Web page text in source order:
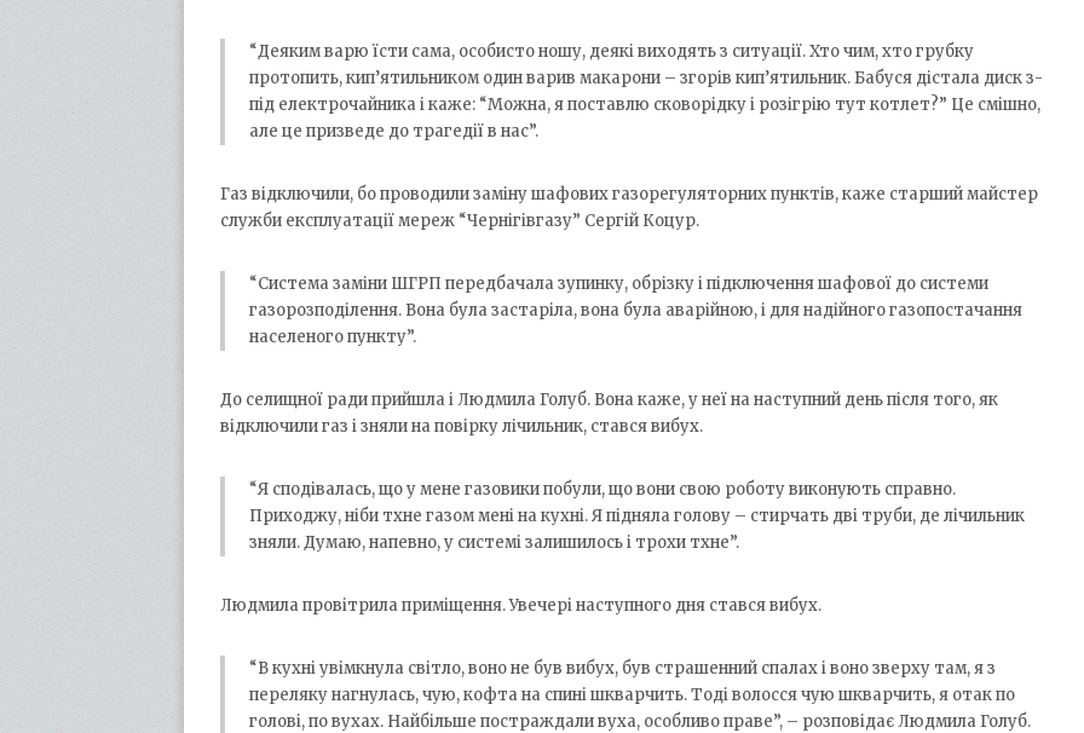
“Деяким варю їсти сама, особисто ношу, деякі виходять з ситуації. Хто чим, хто грубку
протопить, кип’ятильником один варив макарони – згорів кип’ятильник. Бабуся дістала диск з-
під електрочайника і каже: “Можна, я поставлю сковорідку і розігрію тут котлет?” Це смішно,
але це призведе до трагедії в нас”.
Газ відключили, бо проводили заміну шафових газорегуляторних пунктів, каже старший майстер
служби експлуатації мереж “Чернігівгазу” Сергій Коцур.
“Система заміни ШГРП передбачала зупинку, обрізку і підключення шафової до системи
газорозподілення. Вона була застаріла, вона була аварійною, і для надійного газопостачання
населеного пункту”.
До селищної ради прийшла і Людмила Голуб. Вона каже, у неї на наступний день після того, як
відключили газ і зняли на повірку лічильник, стався вибух.
“Я сподівалась, що у мене газовики побули, що вони свою роботу виконують справно.
Приходжу, ніби тхне газом мені на кухні. Я підняла голову – стирчать дві труби, де лічильник
зняли. Думаю, напевно, у системі залишилось і трохи тхне”.
Людмила провітрила приміщення. Увечері наступного дня стався вибух.
“В кухні увімкнула світло, воно не був вибух, був страшенний спалах і воно зверху там, я з
переляку нагнулась, чую, кофта на спині шкварчить. Тоді волосся чую шкварчить, я отак по
голові, по вухах. Найбільше постраждали вуха, особливо праве”, – розповідає Людмила Голуб.